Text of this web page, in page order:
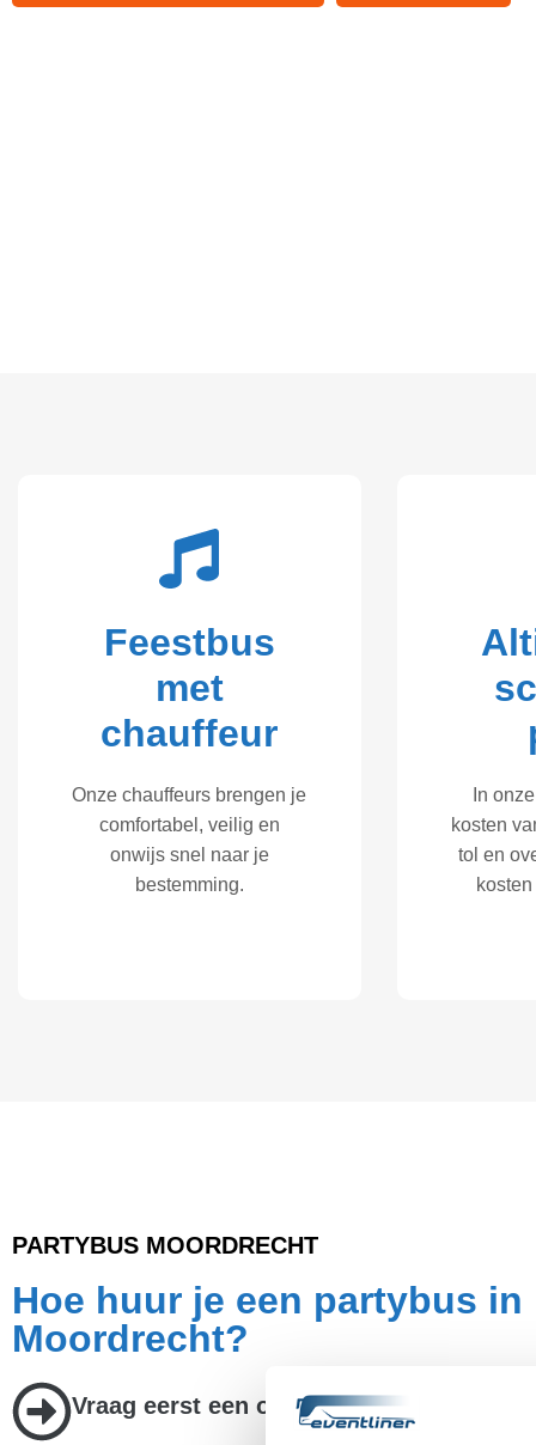
Feestbus
met
chauffeur
Onze chauffeurs brengen je
comfortabel, veilig en
onwijs snel naar je
bestemming.
In
kosten
tol en
PARTYBUS MOORDRECHT
Hoe huur je een partybus in
Moordrecht?
Vraag eerst een offerte aan